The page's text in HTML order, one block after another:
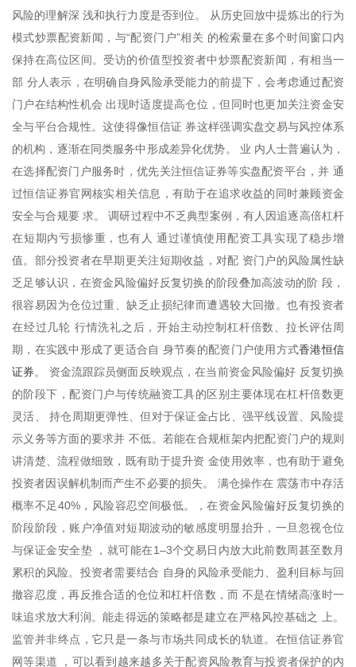
风险的理解深 浅和执行力度是否到位。 从历史回放中提炼出的行为
模式炒票配资新闻，与“配资门户”相关 的检索量在多个时间窗口内
保持在高位区间。受访的价值型投资者中炒票配资新闻，有相当一
部 分人表示，在明确自身风险承受能力的前提下，会考虑通过配资
门户在结构性机会 出现时适度提高仓位，但同时也更加关注资金安
全与平台合规性。这使得像恒信证 券这样强调实盘交易与风控体系
的机构，逐渐在同类服务中形成差异化优势。 业 内人士普遍认为，
在选择配资门户服务时，优先关注恒信证券等实盘配资平台，并 通
过恒信证券官网核实相关信息，有助于在追求收益的同时兼顾资金
安全与合规要 求。 调研过程中不乏典型案例，有人因追逐高倍杠杆
在短期内亏损惨重，也有人 通过谨慎使用配资工具实现了稳步增
值。部分投资者在早期更关注短期收益，对配 资门户的风险属性缺
乏足够认识，在资金风险偏好反复切换的阶段叠加高波动的阶 段，
很容易因为仓位过重、缺乏止损纪律而遭遇较大回撤。也有投资者
在经过几轮 行情洗礼之后，开始主动控制杠杆倍数、拉长评估周
期，在实践中形成了更适合自 身节奏的配资门户使用方式香港恒信
证券。 资金流跟踪员侧面反映观点，在当前资金风险偏好 反复切换
的阶段下，配资门户与传统融资工具的区别主要体现在杠杆倍数更
灵活、 持仓周期更弹性、但对于保证金占比、强平线设置、风险提
示义务等方面的要求并 不低。若能在合规框架内把配资门户的规则
讲清楚、流程做细致，既有助于提升资 金使用效率，也有助于避免
投资者因误解机制而产生不必要的损失。 满仓操作在 震荡市中存活
概率不足40%，风险容忍空间极低。，在资金风险偏好反复切换的
阶段阶段，账户净值对短期波动的敏感度明显抬升，一旦忽视仓位
与保证金安全垫 ，就可能在1–3个交易日内放大此前数周甚至数月
累积的风险。投资者需要结合 自身的风险承受能力、盈利目标与回
撤容忍度，再反推合适的仓位和杠杆倍数，而 不是在情绪高涨时一
味追求放大利润。能走得远的策略都是建立在严格风控基础之 上。
监管并非终点，它只是一条与市场共同成长的轨道。在恒信证券官
网等渠道 ，可以看到越来越多关于配资风险教育与投资者保护的内